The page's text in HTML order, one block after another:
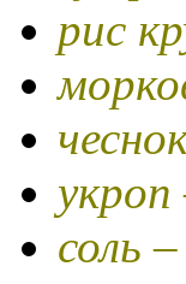
рис
укроп
соль